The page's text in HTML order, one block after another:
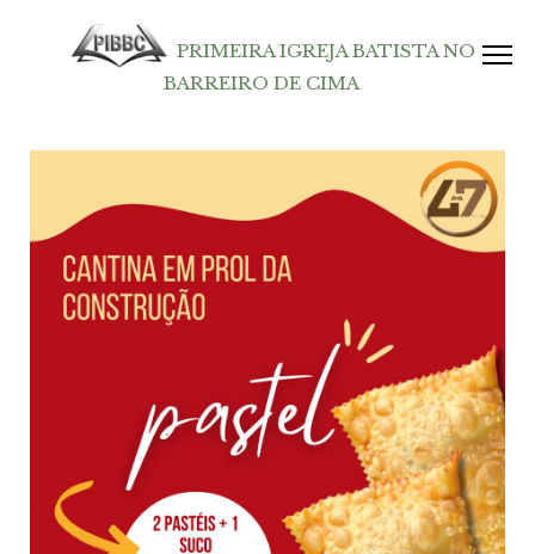
PRIMEIRA IGREJA BATISTA NO
BARREIRO DE CIMA